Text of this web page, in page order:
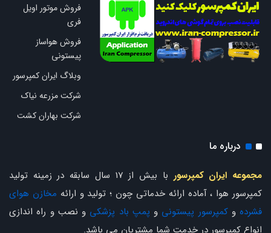
فروش موتور اویل
فری
فروش هواساز
پیستونی
وبلاگ ایران کمپرسور
شرکت مزرعه نیاک
شرکت بهاران کشت
درباره ما
مجموعه ایران کمپرسور
با بیش از 17 سال سابقه در زمینه تولید
کمپرسور هوا ، آماده ارائه خدماتی چون ؛ تولید و ارائه مخازن هوای
فشرده وکمپرسور پیستونی و پمپ باد پزشکی و نصب و راه اندازی
انواع کمپرسور در خدمت شما مشتریان می باشد.